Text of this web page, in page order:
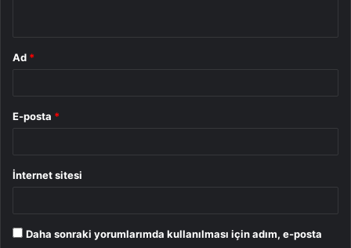
Ad *
E-posta *
İnternet sitesi
Daha sonraki yorumlarımda kullanılması için adım, e-posta